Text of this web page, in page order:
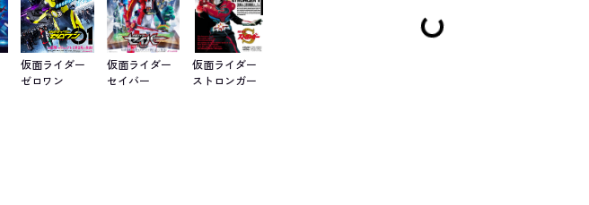
仮面ライダー
ゼロワン
仮面ライダー
セイバー
仮面ライダー
ストロンガー